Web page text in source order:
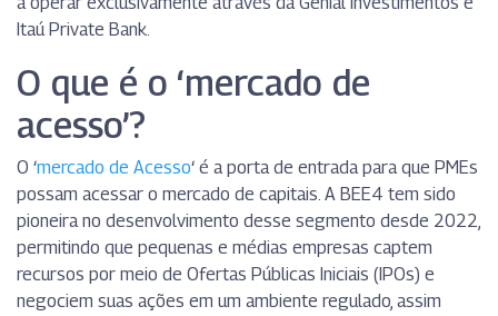
Itaú Private Bank.
O que é o ‘mercado de
acesso’?
O ‘mercado de Acesso‘ é a porta de entrada para que PMEs
possam acessar o mercado de capitais. A BEE4 tem sido
pioneira no desenvolvimento desse segmento desde 2022,
permitindo que pequenas e médias empresas captem
recursos por meio de Ofertas Públicas Iniciais (IPOs) e
negociem suas ações em um ambiente regulado, assim